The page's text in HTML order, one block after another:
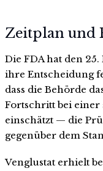
Zeitplan und
Die FDA hat den
ihre Entscheidung
dass die Behörde
Fortschritt bei
einschätzt — die
gegenüber dem
Venglustat erhielt